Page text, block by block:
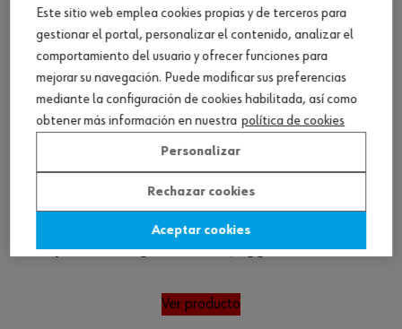
Zapatos de seguridad S1P Jogger
Ver producto
Este sitio web emplea cookies propias y de terceros para
gestionar el portal, personalizar el contenido, analizar el
comportamiento del usuario y ofrecer funciones para
mejorar su navegación. Puede modificar sus preferencias
mediante la configuración de cookies habilitada, así como
obtener más información en nuestra política de cookies
Personalizar
Rechazar cookies
Aceptar cookies